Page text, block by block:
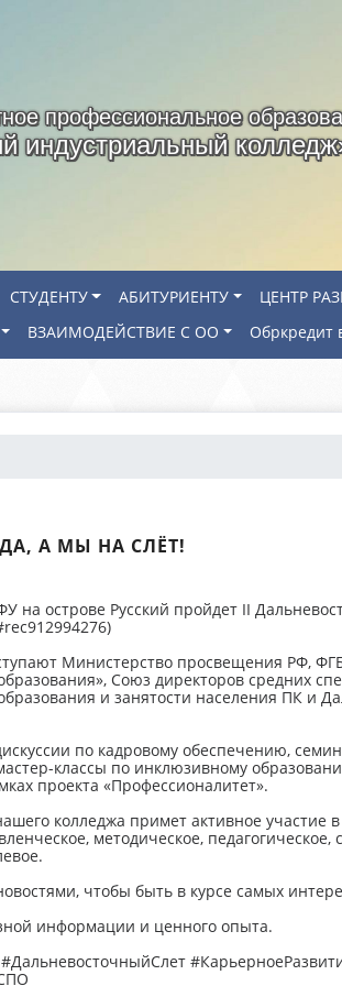
профессиональное
индустриальный
СТУДЕНТУ АБИТУРИЕНТУ ЦЕНТР
ВЗАИМОДЕЙСТВИЕ С ОО Обркредит
А МЫ НА СЛЁТ!
на острове Русский пройдет II
Министерство просвещения РФ,
Союз директоров средних
и занятости населения ПК и
по кадровому обеспечению,
классы по инклюзивному
проекта «Профессионалитет».
колледжа примет активное участие
методическое, педагогическое,
чтобы быть в курсе самых
информации и ценного опыта.